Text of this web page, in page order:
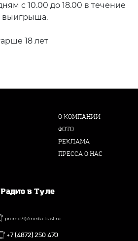
с 10.00 до 18.00 в течение
выигрыша.
18 лет
О КОМПАНИИ
ФОТО
РЕКЛАМА
ПРЕССА О НАС
Радио в Туле
promo71@media-trast.ru
+7 (4872) 250 470